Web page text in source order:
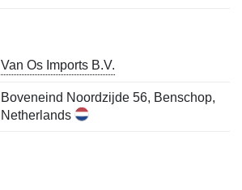
Van Os Imports B.V.
Boveneind Noordzijde 56, Benschop,
Netherlands